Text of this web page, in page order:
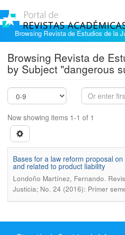
Browsing Revista de Estudios de la
Browsing Revista de
by Subject "dangerous
Now showing items 1-1 of 1
Bases for a law reform proposal
and related to product liability
Londoño Martínez, Fernando.
Justicia; No. 24 (2016): Primer